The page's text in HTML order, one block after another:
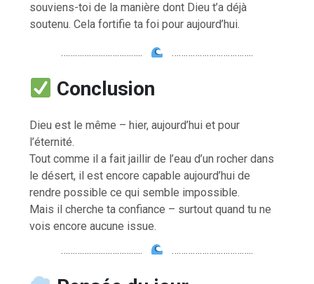
souviens-toi de la manière dont Dieu t’a déjà
soutenu. Cela fortifie ta foi pour aujourd’hui.
…………………………….. ……………………………..
Conclusion
Dieu est le même – hier, aujourd’hui et pour
l’éternité.
Tout comme il a fait jaillir de l’eau d’un rocher dans
le désert, il est encore capable aujourd’hui de
rendre possible ce qui semble impossible.
Mais il cherche ta confiance – surtout quand tu ne
vois encore aucune issue.
……………………………..
……………………………..